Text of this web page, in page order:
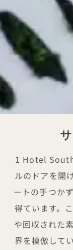
1 Hotel
ルのドアを開
ートの手つか
得ています。
や回収された
界を模倣して